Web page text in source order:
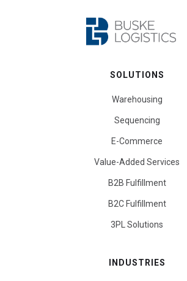
SOLUTIONS
Warehousing
Sequencing
E-Commerce
Value-Added Services
B2B Fulfillment
B2C Fulfillment
3PL Solutions
INDUSTRIES